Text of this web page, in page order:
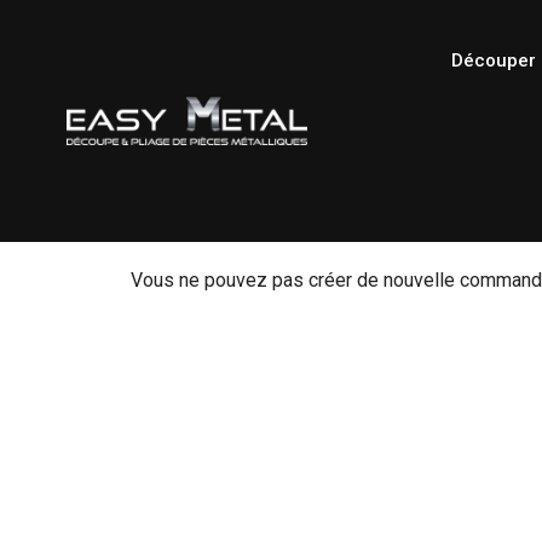
Découper
Vous ne pouvez pas créer de nouvelle